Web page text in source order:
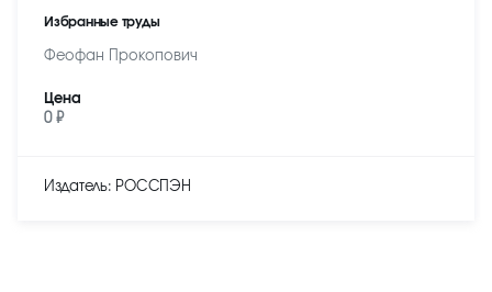
Избранные труды
Феофан Прокопович
Цена
0 ₽
Издатель: РОССПЭН